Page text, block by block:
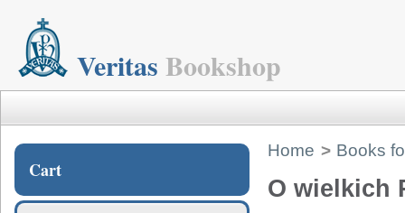
Veritas Bookshop
Cart
Home > Books
O wielkich